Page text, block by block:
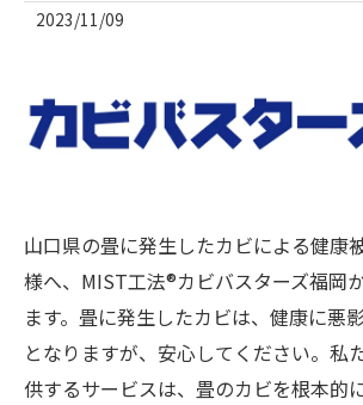
2023/11/09
山口県の畳に発生したカビによる健康
様へ、MIST工法®カビバスターズ福岡
ます。畳に発生したカビは、健康に悪
となりますが、安心してください。私
供するサービスは、畳のカビを根本的